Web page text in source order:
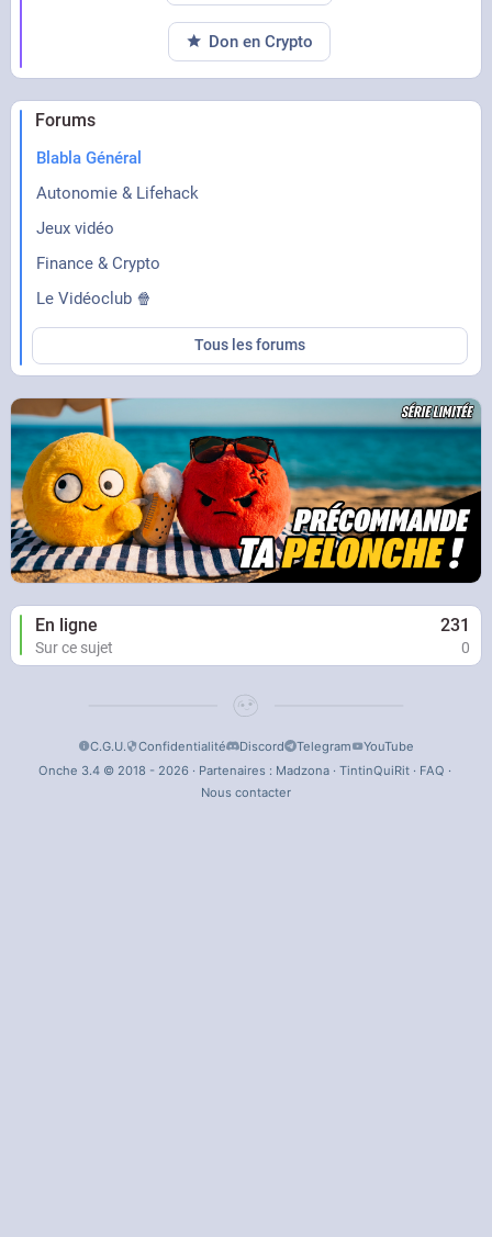
Forums
Blabla Général
Autonomie & Lifehack
Jeux vidéo
Finance & Crypto
Le Vidéoclub 🍿
Tous les forums
En ligne 231
Sur ce sujet 0
Don en Crypto
C.G.U. Confidentialité Discord Telegram
YouTube
Onche 3.4 © 2018 - 2026 · Partenaires : Madzona· TintinQuiRit· FAQ ·
Nous contacter